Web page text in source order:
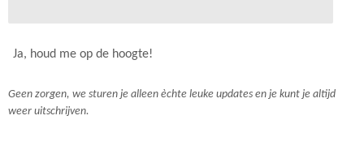
Ja, houd me op de hoogte!
Geen zorgen, we sturen je alleen èchte leuke updates en je kunt je altijd
weer uitschrijven.